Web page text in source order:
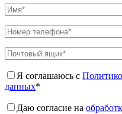
Я соглашаюсь с
данных*
Даю согласие на